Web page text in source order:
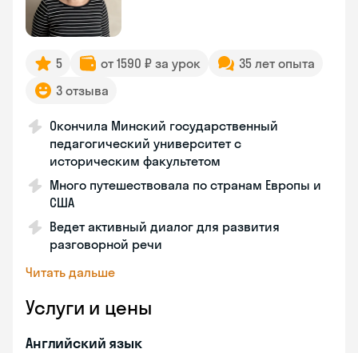
5 от 1590 ₽ за урок
35 лет опыта
3 отзыва
Окончила Минский государственный
педагогический университет с
историческим факультетом
Много путешествовала по странам Европы и
США
Ведет активный диалог для развития
разговорной речи
Читать дальше
Услуги и цены
Английский язык